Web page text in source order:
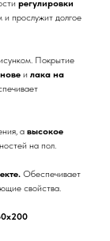
регулировки
прослужит долгое
Покрытие
и лака на
а высокое
на пол.
Обеспечивает
свойства.